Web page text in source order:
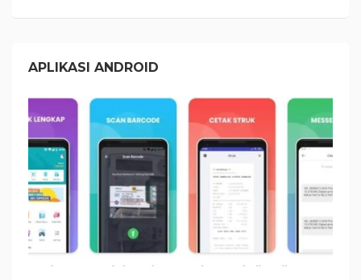
APLIKASI ANDROID